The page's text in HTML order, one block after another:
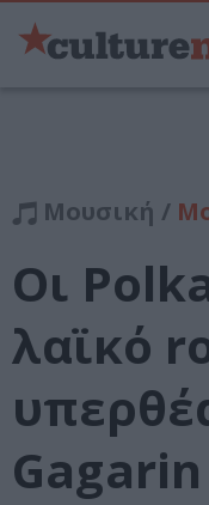
Μουσική /
Οι
λαϊκό